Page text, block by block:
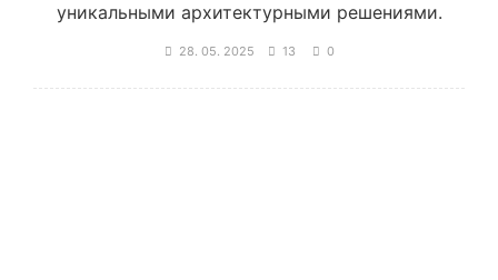
уникальными архитектурными решениями.
28. 05. 2025 13 0